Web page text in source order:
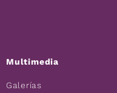
Multimedia
Galerías